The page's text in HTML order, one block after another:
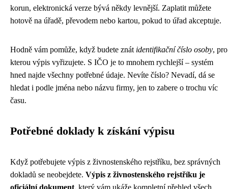
korun, elektronická verze bývá někdy levnější. Zaplatit můžete
hotově na úřadě, převodem nebo kartou, pokud to úřad akceptuje.
Hodně vám pomůže, když budete znát identifikační číslo osoby, pro
kterou výpis vyřizujete. S IČO je to mnohem rychlejší – systém
hned najde všechny potřebné údaje. Nevíte číslo? Nevadí, dá se
hledat i podle jména nebo názvu firmy, jen to zabere o trochu víc
času.
Potřebné doklady k získání výpisu
Když potřebujete výpis z živnostenského rejstříku, bez správných
dokladů se neobejdete. Výpis z živnostenského rejstříku je
oficiální dokument, který vám ukáže kompletní přehled všech